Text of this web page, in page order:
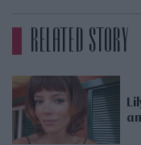
RELATED STORY